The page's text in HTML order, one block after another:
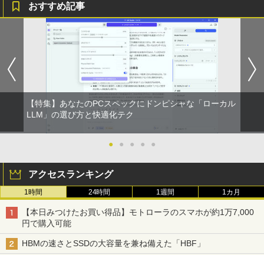
おすすめ記事
【特集】あなたのPCスペックにドンピシャな「ローカル
LLM」の選び方と快適化テク
● ● ● ● ●
アクセスランキング
1時間 24時間 1週間 1カ月
【本日みつけたお買い得品】モトローラのスマホが約1万7,000
円で購入可能
HBMの速さとSSDの大容量を兼ね備えた「HBF」